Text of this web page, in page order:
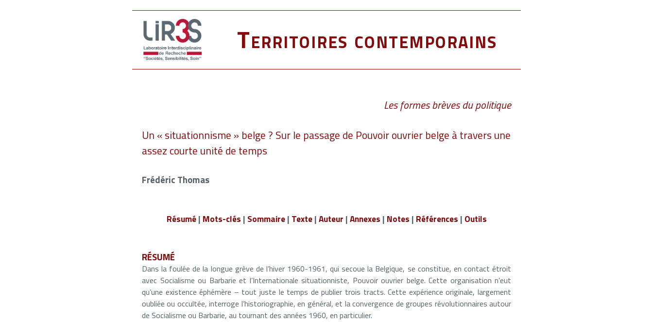
Territoires contemporains
Les formes brèves du politique
Un « situationnisme » belge ? Sur le passage de Pouvoir ouvrier belge à travers une
assez courte unité de temps
Frédéric Thomas
Résumé| Mots-clés | Sommaire| Texte|Auteur |Annexes | Notes | Références | Outils
RÉSUMÉ
Dans la foulée de la longue grève de l’hiver 1960-1961, qui secoue la Belgique, se constitue, en contact étroit
avec Socialisme ou Barbarie et l’Internationale situationniste, Pouvoir ouvrier belge. Cette organisation n’eut
qu’une existence éphémère – tout juste le temps de publier trois tracts. Cette expérience originale, largement
oubliée ou occultée, interroge l’historiographie, en général, et la convergence de groupes révolutionnaires autour
de Socialisme ou Barbarie, au tournant des années 1960, en particulier.